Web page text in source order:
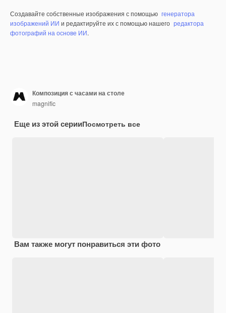
Создавайте собственные изображения с помощью генератора
изображений ИИ и редактируйте их с помощью нашего редактора
фотографий на основе ИИ.
Композиция с часами на столе
magnific
Еще из этой серииПосмотреть все
Вам также могут понравиться эти фото